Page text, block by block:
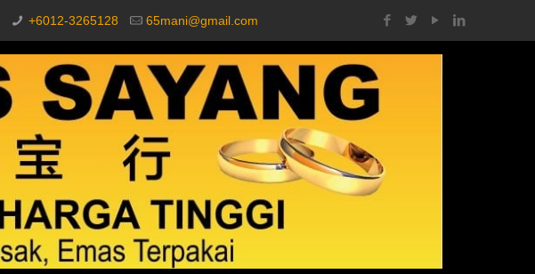
+6012-3265128 65mani@gmail.com